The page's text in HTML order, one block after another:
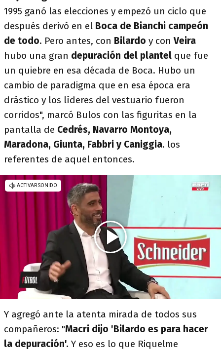
1995 ganó las elecciones y empezó un ciclo que
después derivó en el Boca de Bianchi campeón
de todo. Pero antes, con Bilardo y conVeira
hubo una gran depuración del plantel que fue
un quiebre en esa década de Boca. Hubo un
cambio de paradigma que en esa época era
drástico y los líderes del vestuario fueron
corridos", marcó Bulos con las figuritas en la
pantalla de Cedrés, Navarro Montoya,
Maradona, Giunta, Fabbri y Caniggia. los
referentes de aquel entonces.
Y agregó ante la atenta mirada de todos sus
compañeros: "Macri dijo 'Bilardo es para hacer
la depuración'. Y eso es lo que Riquelme